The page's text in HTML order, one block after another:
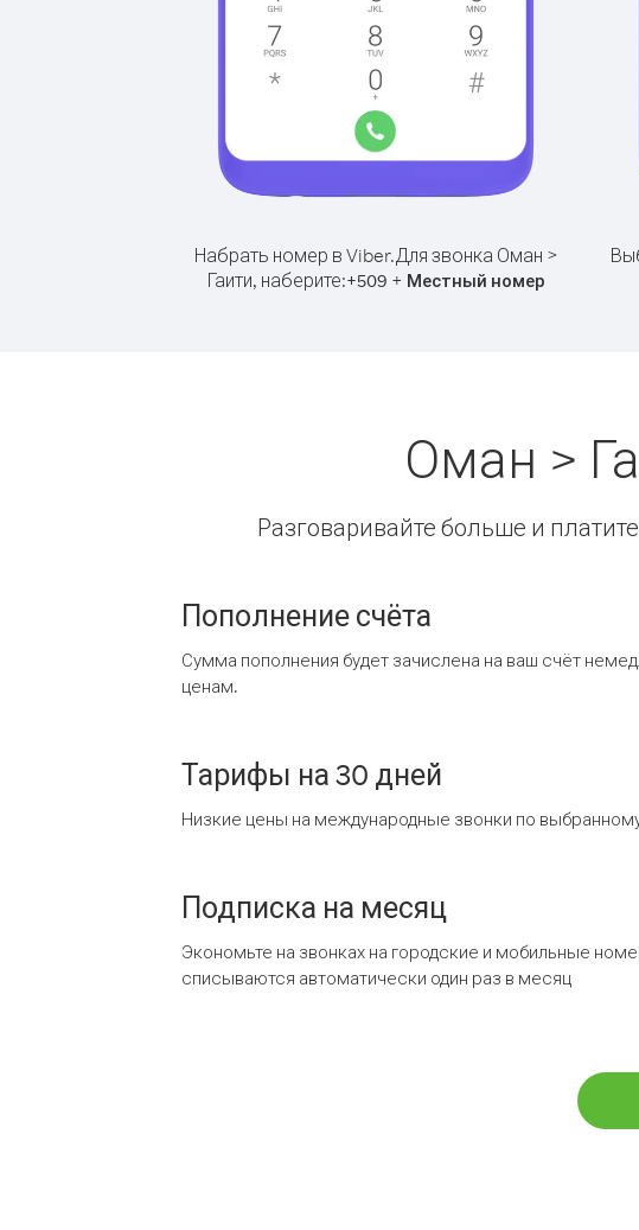
Набрать номер в Viber.Для звонка Оман >
Гаити, наберите:+509 + Местный номер
Оман >
Разговаривайте больше и
Пополнение счёта
Сумма пополнения будет зачислена на ваш счёт
ценам.
Тарифы на 30 дней
Низкие цены на международные звонки по
Подписка на месяц
Экономьте на звонках на городские и мобильные
списываются автоматически один раз в месяц